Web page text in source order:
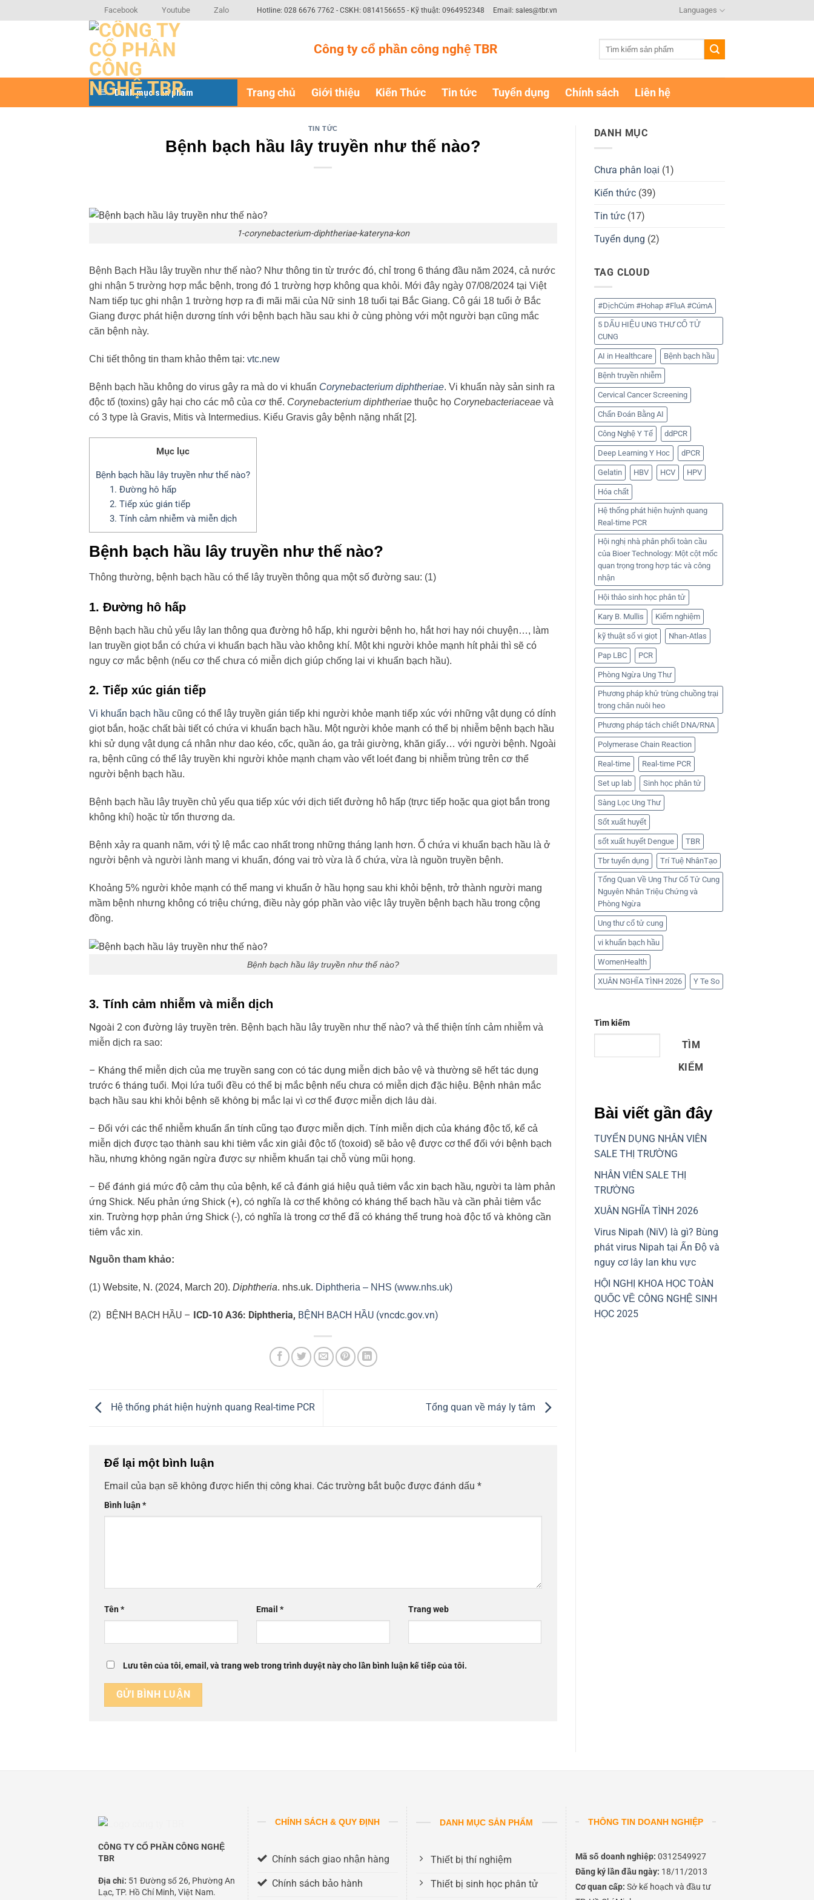
qua
Facebook Youtube Zalo Hotline: 028 6676 7762 - CSKH: 0814156655 - Kỹ thuật: 0964952348 Email: sales@tbr.vn Languages
Công ty cổ phần công nghệ TBR
Danh mục sản phẩm Trang chủ Giới thiệu Kiến Thức Tin tức Tuyển dụng Chính sách Liên hệ
TIN TỨC
Bệnh bạch hầu lây truyền như thế nào?
1-corynebacterium-diphtheriae-kateryna-kon
Bệnh Bạch Hầu lây truyền như thế nào? Như thông tin từ trước đó, chỉ trong 6 tháng đầu năm 2024, cả nước
ghi nhận 5 trường hợp mắc bệnh, trong đó 1 trường hợp không qua khỏi. Mới đây ngày 07/08/2024 tại Việt
Nam tiếp tục ghi nhận 1 trường hợp ra đi mãi mãi của Nữ sinh 18 tuổi tại Bắc Giang. Cô gái 18 tuổi ở Bắc
Giang được phát hiện dương tính với bệnh bạch hầu sau khi ở cùng phòng với một người bạn cũng mắc
căn bệnh này.
Chi tiết thông tin tham khảo thêm tại: vtc.new
Bệnh bạch hầu không do virus gây ra mà do vi khuẩn Corynebacterium diphtheriae. Vi khuẩn này sản sinh ra
độc tố (toxins) gây hại cho các mô của cơ thể. Corynebacterium diphtheriae thuộc họ Corynebacteriaceae và
có 3 type là Gravis, Mitis và Intermedius. Kiểu Gravis gây bệnh nặng nhất [2].
Mục lục
Bệnh bạch hầu lây truyền như thế nào?
1. Đường hô hấp
2. Tiếp xúc gián tiếp
3. Tính cảm nhiễm và miễn dịch
Bệnh bạch hầu lây truyền như thế nào?
Thông thường, bệnh bạch hầu có thể lây truyền thông qua một số đường sau: (1)
1. Đường hô hấp
Bệnh bạch hầu chủ yếu lây lan thông qua đường hô hấp, khi người bệnh ho, hắt hơi hay nói chuyện…, làm
lan truyền giọt bắn có chứa vi khuẩn bạch hầu vào không khí. Một khi người khỏe mạnh hít phải thì sẽ có
nguy cơ mắc bệnh (nếu cơ thể chưa có miễn dịch giúp chống lại vi khuẩn bạch hầu).
2. Tiếp xúc gián tiếp
Vi khuẩn bạch hầu cũng có thể lây truyền gián tiếp khi người khỏe mạnh tiếp xúc với những vật dụng có dính
giọt bắn, hoặc chất bài tiết có chứa vi khuẩn bạch hầu. Một người khỏe mạnh có thể bị nhiễm bệnh bạch hầu
khi sử dụng vật dụng cá nhân như dao kéo, cốc, quần áo, ga trải giường, khăn giấy… với người bệnh. Ngoài
ra, bệnh cũng có thể lây truyền khi người khỏe mạnh chạm vào vết loét đang bị nhiễm trùng trên cơ thể
người bệnh bạch hầu.
Bệnh bạch hầu lây truyền chủ yếu qua tiếp xúc với dịch tiết đường hô hấp (trực tiếp hoặc qua giọt bắn trong
không khí) hoặc từ tổn thương da.
Bệnh xảy ra quanh năm, với tỷ lệ mắc cao nhất trong những tháng lạnh hơn. Ổ chứa vi khuẩn bạch hầu là ở
người bệnh và người lành mang vi khuẩn, đóng vai trò vừa là ổ chứa, vừa là nguồn truyền bệnh.
Khoảng 5% người khỏe mạnh có thể mang vi khuẩn ở hầu họng sau khi khỏi bệnh, trở thành người mang
mầm bệnh nhưng không có triệu chứng, điều này góp phần vào việc lây truyền bệnh bạch hầu trong cộng
đồng.
Bệnh bạch hầu lây truyền như thế nào?
3. Tính cảm nhiễm và miễn dịch
Ngoài 2 con đường lây truyền trên. Bệnh bạch hầu lây truyền như thế nào? và thể thiện tính cảm nhiễm và
miễn dịch ra sao:
– Kháng thể miễn dịch của mẹ truyền sang con có tác dụng miễn dịch bảo vệ và thường sẽ hết tác dụng
trước 6 tháng tuổi. Mọi lứa tuổi đều có thể bị mắc bệnh nếu chưa có miễn dịch đặc hiệu. Bệnh nhân mắc
bạch hầu sau khi khỏi bệnh sẽ không bị mắc lại vì cơ thể được miễn dịch lâu dài.
– Đối với các thể nhiễm khuẩn ẩn tính cũng tạo được miễn dịch. Tính miễn dịch của kháng độc tố, kể cả
miễn dịch được tạo thành sau khi tiêm vắc xin giải độc tố (toxoid) sẽ bảo vệ được cơ thể đối với bệnh bạch
hầu, nhưng không ngăn ngừa được sự nhiễm khuẩn tại chỗ vùng mũi họng.
– Để đánh giá mức độ cảm thụ của bệnh, kể cả đánh giá hiệu quả tiêm vắc xin bạch hầu, người ta làm phản
ứng Shick. Nếu phản ứng Shick (+), có nghĩa là cơ thể không có kháng thể bạch hầu và cần phải tiêm vắc
xin. Trường hợp phản ứng Shick (-), có nghĩa là trong cơ thể đã có kháng thể trung hoà độc tố và không cần
tiêm vắc xin.
Nguồn tham khảo:
(1) Website, N. (2024, March 20). Diphtheria. nhs.uk. Diphtheria – NHS (www.nhs.uk)
(2) ​BỆNH BẠCH HẦU – ICD-10 A36: Diphtheria, BỆNH BẠCH HẦU (vncdc.gov.vn)
Hệ thống phát hiện huỳnh quang Real-time PCR Tổng quan về máy ly tâm
Để lại một bình luận
Email của bạn sẽ không được hiển thị công khai. Các trường bắt buộc được đánh dấu *
Bình luận*
Tên* Email * Trang web
Lưu tên của tôi, email, và trang web trong trình duyệt này cho lần bình luận kế tiếp của tôi.
DANH MỤC
Chưa phân loại (1)
Kiến thức(39)
Tin tức(17)
Tuyển dụng (2)
TAG CLOUD
#DịchCúm #Hohap #FluA #CúmA
5 DẤU HIỆU UNG THƯ CỔ TỬ
CUNG
AI in Healthcare Bệnh bạch hầu
Bệnh truyền nhiễm
Cervical Cancer Screening
Chẩn Đoán Bằng AI
Công Nghệ Y Tế ddPCR
Deep Learning Y Hoc dPCR
Gelatin HBV HCV HPV
Hóa chất
Hệ thống phát hiện huỳnh quang
Real-time PCR
Hội nghị nhà phân phối toàn cầu
của Bioer Technology: Một cột mốc
quan trọng trong hợp tác và công
nhận
Hội thảo sinh học phân tử
Kary B. Mullis Kiểm nghiệm
kỹ thuật số vi giọt Nhan-Atlas
Pap LBC PCR
Phòng Ngừa Ung Thư
Phương pháp khử trùng chuồng trại
trong chăn nuôi heo
Phương pháp tách chiết DNA/RNA
Polymerase Chain Reaction
Real-time Real-time PCR
Set up lab Sinh học phân tử
Sàng Lọc Ung Thư
Sốt xuất huyết
sốt xuất huyết Dengue TBR
Tbr tuyển dụng Trí Tuệ NhânTạo
Tổng Quan Về Ung Thư Cổ Tử Cung
Nguyên Nhân Triệu Chứng và
Phòng Ngừa
Ung thư cổ tử cung
vi khuẩn bạch hầu
WomenHealth
XUÂN NGHĨA TÌNH 2026 Y Te So
Tìm kiếm
TÌM
KIẾM
Bài viết gần đây
TUYỂN DỤNG NHÂN VIÊN
SALE THỊ TRƯỜNG
NHÂN VIÊN SALE THỊ
TRƯỜNG
XUÂN NGHĨA TÌNH 2026
Virus Nipah (NiV) là gì? Bùng
phát virus Nipah tại Ấn Độ và
nguy cơ lây lan khu vực
HỘI NGHỊ KHOA HỌC TOÀN
QUỐC VỀ CÔNG NGHỆ SINH
HỌC 2025
CÔNG TY CỔ PHẦN CÔNG NGHỆ
TBR
Địa chỉ: 51 Đường số 26, Phường An
Lạc, TP. Hồ Chí Minh, Việt Nam.
CHÍNH SÁCH & QUY ĐỊNH
Chính sách giao nhận hàng
Chính sách bảo hành
DANH MỤC SẢN PHẨM
Thiết bị thí nghiệm
Thiết bị sinh học phân tử
THÔNG TIN DOANH NGHIỆP
Mã số doanh nghiệp: 0312549927
Đăng ký lần đầu ngày: 18/11/2013
Cơ quan cấp: Sở kế hoạch và đầu tư